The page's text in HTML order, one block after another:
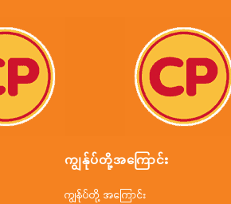
ကျွန်ုပ်တို့အ‌ကြောင်း
ကျွန်ုပ်တို့ အကြောင်း